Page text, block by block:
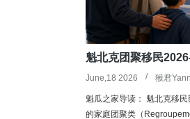
魁北克团聚移民
June,18 2026 猴君
魁瓜之家导读： 魁北克移
的家庭团聚类（